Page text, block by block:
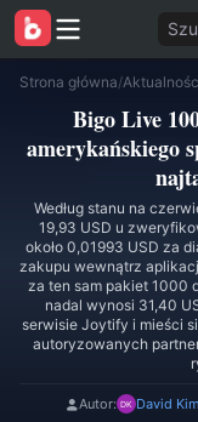
Strona główna/
Bigo Live
amerykańskiego
Według stanu na
19,93 USD u
około 0,01993 USD za
zakupu wewnątrz
za ten sam pakiet 1000
nadal wynosi 31,40
serwisie Joytify i mieści
autoryzowanych
Autor: David Kim